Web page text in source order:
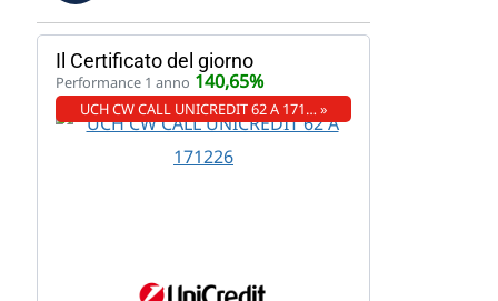
Il Certificato del giorno
Performance 1 anno 140,65%
UCH CW CALL UNICREDIT 62 A 171… »